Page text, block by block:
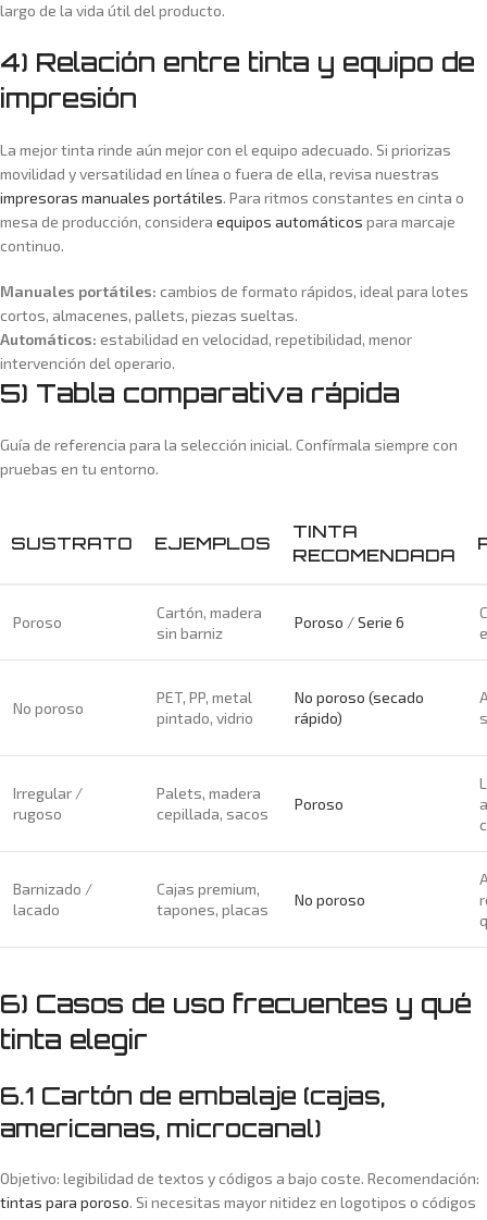
largo de la vida útil del producto.
4) Relación entre tinta y equipo de
impresión
La mejor tinta rinde aún mejor con el equipo adecuado. Si priorizas
movilidad y versatilidad en línea o fuera de ella, revisa nuestras
impresoras manuales portátiles. Para ritmos constantes en cinta o
mesa de producción, considera equipos automáticos para marcaje
continuo.
Manuales portátiles: cambios de formato rápidos, ideal para lotes
cortos, almacenes, pallets, piezas sueltas.
Automáticos: estabilidad en velocidad, repetibilidad, menor
intervención del operario.
5) Tabla comparativa rápida
Guía de referencia para la selección inicial. Confírmala siempre con
pruebas en tu entorno.
SUSTRATO EJEMPLOS
TINTA
RECOMENDADA
Poroso
Cartón, madera
sin barniz
Poroso /Serie 6
No poroso
PET, PP, metal
pintado, vidrio
No poroso (secado
rápido)
Irregular /
rugoso
Palets, madera
cepillada, sacos
Poroso
Barnizado /
lacado
Cajas premium,
tapones, placas
No poroso
6) Casos de uso frecuentes y qué
tinta elegir
6.1 Cartón de embalaje (cajas,
americanas, microcanal)
Objetivo: legibilidad de textos y códigos a bajo coste. Recomendación:
tintas para poroso. Si necesitas mayor nitidez en logotipos o códigos